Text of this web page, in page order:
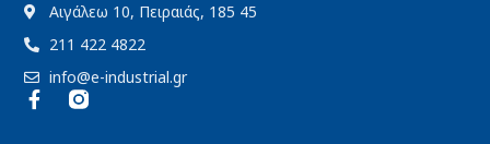
Αιγάλεω 10, Πειραιάς, 185 45
211 422 4822
info@e-industrial.gr